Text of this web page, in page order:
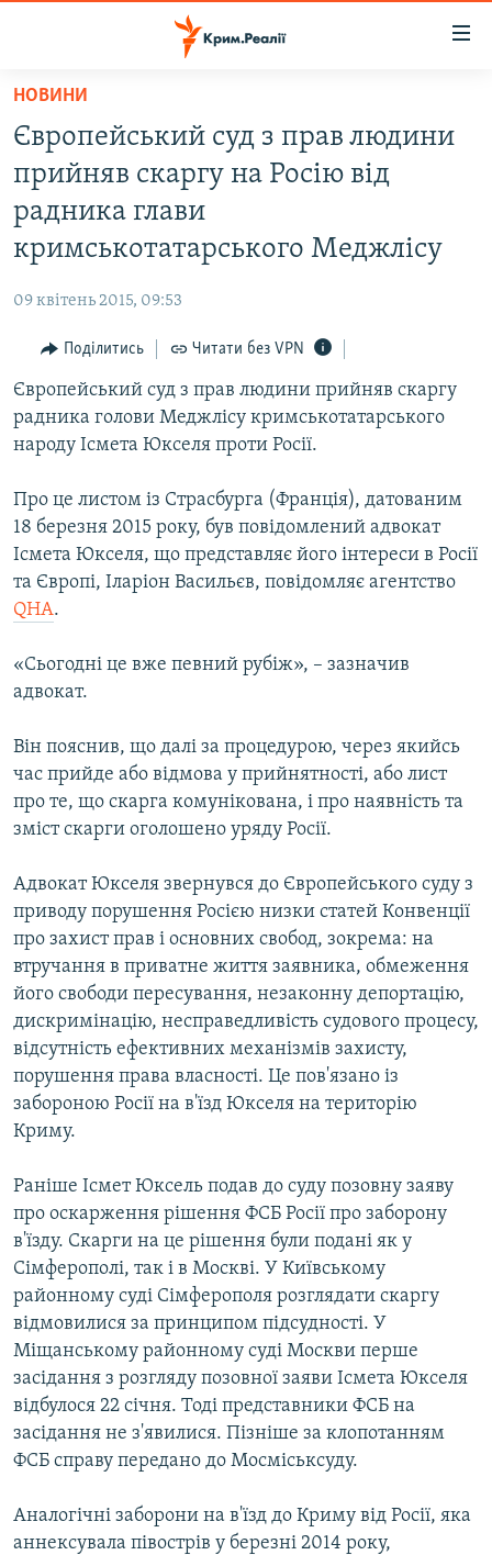
Перейти
основного
матеріалу
Перейти
до
основної
Перейти
пошуку
ВОДА.КРИМ
ВІДЕО ТА ФОТО
ІНТЕРВ'Ю
ВСЕ ЗА ДЕНЬ
СПЕЦПРОЕКТИ
ВІДЕОУРОКИ «ELIFBE»
СВІДЧЕННЯ ОКУПАЦІЇ
УКРАЇНСЬКА ПРОБЛЕМА КРИМУ
Русский
Qırımtatar
НОВИНИ
Європейський суд з прав людини
прийняв скаргу на Росію від
радника глави
кримськотатарського Меджлісу
09 квітень 2015, 09:53
Поділитись Читати без VPN
Європейський суд з прав людини прийняв скаргу
радника голови Меджлісу кримськотатарського
народу Ісмета Юкселя проти Росії.
Про це листом із Страсбурга (Франція), датованим
18 березня 2015 року, був повідомлений адвокат
Ісмета Юкселя, що представляє його інтереси в Росії
та Європі, Іларіон Васильєв, повідомляє агентство
QHA.
«Сьогодні це вже певний рубіж», – зазначив
адвокат.
Він пояснив, що далі за процедурою, через якийсь
час прийде або відмова у прийнятності, або лист
про те, що скарга комунікована, і про наявність та
зміст скарги оголошено уряду Росії.
Адвокат Юкселя звернувся до Європейського суду з
приводу порушення Росією низки статей Конвенції
про захист прав і основних свобод, зокрема: на
втручання в приватне життя заявника, обмеження
його свободи пересування, незаконну депортацію,
дискримінацію, несправедливість судового процесу,
відсутність ефективних механізмів захисту,
порушення права власності. Це пов'язано із
забороною Росії на в'їзд Юкселя на територію
Криму.
Раніше Ісмет Юксель подав до суду позовну заяву
про оскарження рішення ФСБ Росії про заборону
в'їзду. Скарги на це рішення були подані як у
Сімферополі, так і в Москві. У Київському
районному суді Сімферополя розглядати скаргу
відмовилися за принципом підсудності. У
Міщанському районному суді Москви перше
засідання з розгляду позовної заяви Ісмета Юкселя
відбулося 22 січня. Тоді представники ФСБ на
засідання не з'явилися. Пізніше за клопотанням
ФСБ справу передано до Мосміськсуду.
Аналогічні заборони на в'їзд до Криму від Росії, яка
аннексувала півострів у березні 2014 року,